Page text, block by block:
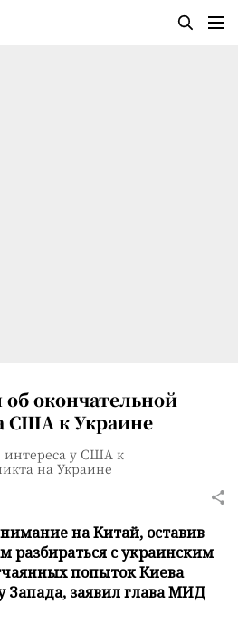
окончательной
США к Украине
интереса у США к
на Украине
на Китай, оставив
разбираться с украинским
попыток Киева
Запада, заявил глава МИД